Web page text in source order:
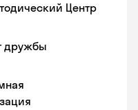
Центр
дружбы